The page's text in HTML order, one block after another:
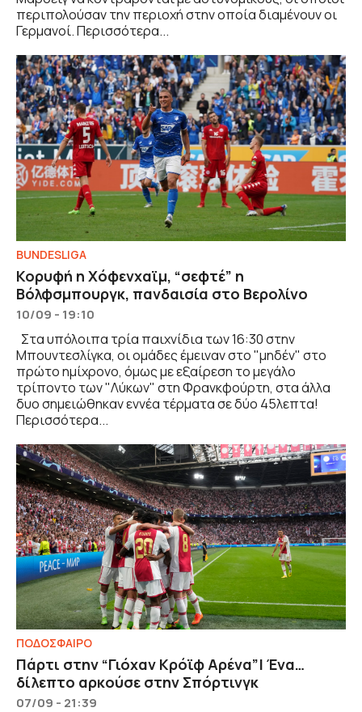
περιπολούσαν την περιοχή στην οποία διαμένουν οι
Γερμανοί. Περισσότερα...
BUNDESLIGA
Κορυφή η Χόφενχαϊμ, “σεφτέ” η
Βόλφσμπουργκ, πανδαισία στο Βερολίνο
10/09 - 19:10
Στα υπόλοιπα τρία παιχνίδια των 16:30 στην
Μπουντεσλίγκα, οι ομάδες έμειναν στο "μηδέν" στο
πρώτο ημίχρονο, όμως με εξαίρεση το μεγάλο
τρίποντο των "Λύκων" στη Φρανκφούρτη, στα άλλα
δυο σημειώθηκαν εννέα τέρματα σε δύο 45λεπτα!
Περισσότερα...
ΠΟΔΟΣΦΑΙΡΟ
Πάρτι στην “Γιόχαν Κρόϊφ Αρένα”| Ένα…
δίλεπτο αρκούσε στην Σπόρτινγκ
07/09 - 21:39